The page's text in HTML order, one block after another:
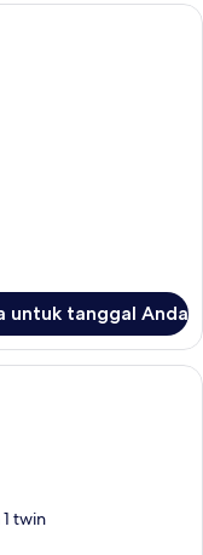
untuk tanggal Anda
Duplex | Area
twin